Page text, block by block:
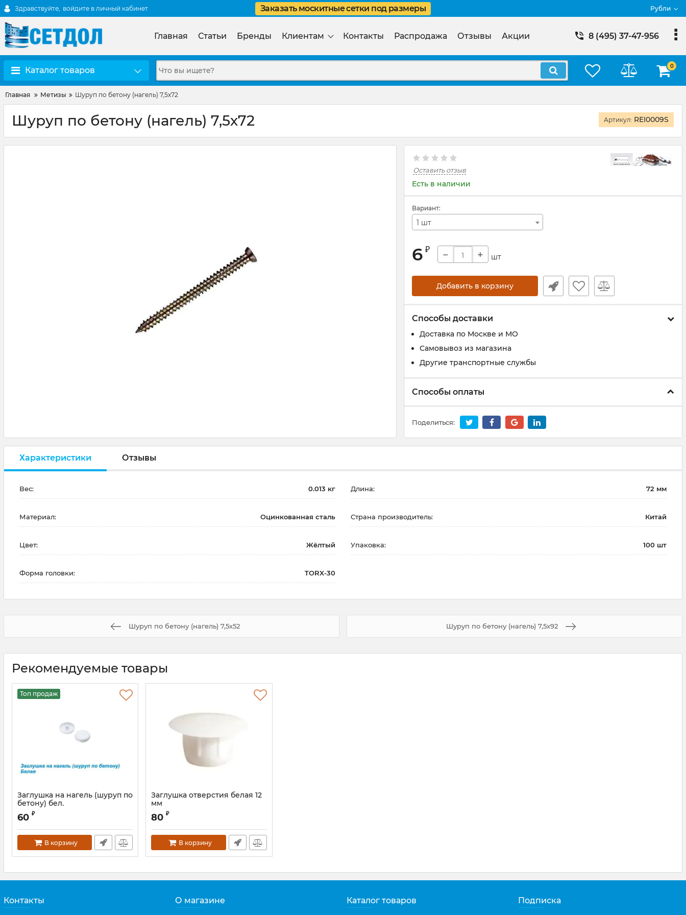
Здравствуйте, войдите в личный кабинет Заказать москитные сетки под размеры Рубли
Главная Статьи Бренды Клиентам Контакты Распродажа Отзывы Акции 8 (495) 37-47-956
Каталог товаров 0
Главная Метизы Шуруп по бетону (нагель) 7,5х72
Шуруп по бетону (нагель) 7,5х72 Артикул: REI0009S
Оставить отзыв
Есть в наличии
Вариант:
1 шт
6 ₽ − + шт
Добавить в корзину
Способы доставки
Доставка по Москве и МО
Самовывоз из магазина
Другие транспортные службы
Способы оплаты
Поделиться:
Характеристики Отзывы
Вес: 0.013 кг Длина: 72 мм
Материал: Оцинкованная сталь Страна производитель: Китай
Цвет: Жёлтый Упаковка: 100 шт
Форма головки: TORX-30
Шуруп по бетону (нагель) 7,5х52 Шуруп по бетону (нагель) 7,5х92
Рекомендуемые товары
Топ продаж
Заглушка на нагель (шуруп по
бетону) бел.
Артикул:
60 ₽
В корзину
Заглушка отверстия белая 12
мм
80 ₽
В корзину
Контакты О магазине Каталог товаров Подписка